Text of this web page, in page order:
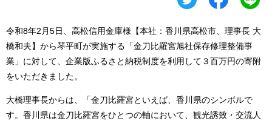
令和8年2月5日、高松信用金庫様【本社：香川県高松市、理事長 大
橋和夫】から琴平町が実施する「金刀比羅宮旭社保存修理整備事
業」に対して、企業版ふるさと納税制度を利用して３百万円の寄附
をいただきました。
大橋理事長からは、「金刀比羅宮といえば、香川県のシンボルで
す。香川県は金刀比羅宮をひとつの軸において、観光誘致・交流人